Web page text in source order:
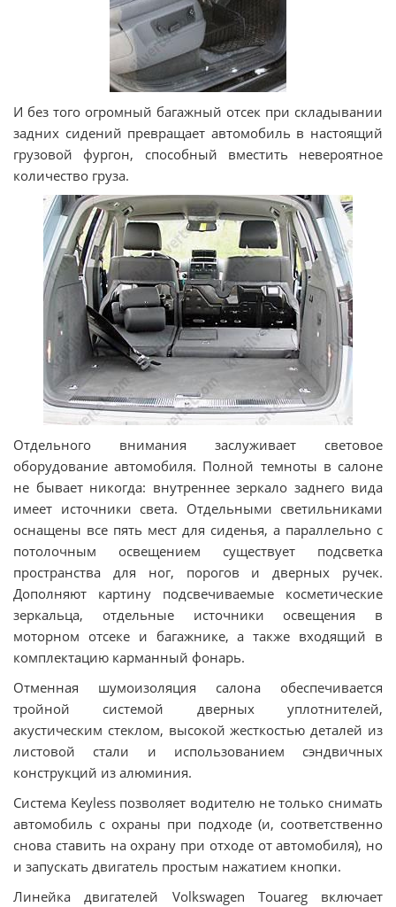
И без того огромный багажный отсек при складывании
задних сидений превращает автомобиль в настоящий
грузовой фургон, способный вместить невероятное
количество груза.
Отдельного внимания заслуживает световое
оборудование автомобиля. Полной темноты в салоне
не бывает никогда: внутреннее зеркало заднего вида
имеет источники света. Отдельными светильниками
оснащены все пять мест для сиденья, а параллельно с
потолочным освещением существует подсветка
пространства для ног, порогов и дверных ручек.
Дополняют картину подсвечиваемые косметические
зеркальца, отдельные источники освещения в
моторном отсеке и багажнике, а также входящий в
комплектацию карманный фонарь.
Отменная шумоизоляция салона обеспечивается
тройной системой дверных уплотнителей,
акустическим стеклом, высокой жесткостью деталей из
листовой стали и использованием сэндвичных
конструкций из алюминия.
Система Keyless позволяет водителю не только снимать
автомобиль с охраны при подходе (и, соответственно
снова ставить на охрану при отходе от автомобиля), но
и запускать двигатель простым нажатием кнопки.
Линейка двигателей Volkswagen Touareg включает